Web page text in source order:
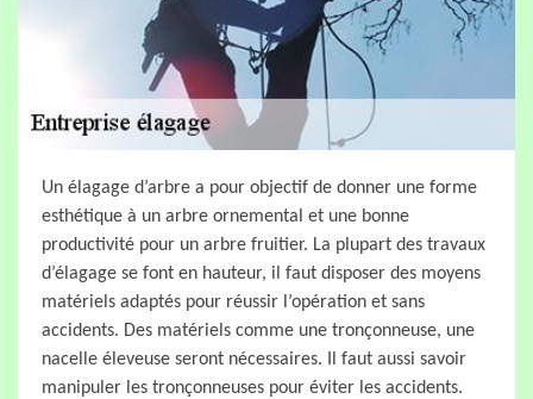
Un élagage d’arbre a pour objectif de donner une forme
esthétique à un arbre ornemental et une bonne
productivité pour un arbre fruitier. La plupart des travaux
d’élagage se font en hauteur, il faut disposer des moyens
matériels adaptés pour réussir l’opération et sans
accidents. Des matériels comme une tronçonneuse, une
nacelle éleveuse seront nécessaires. Il faut aussi savoir
manipuler les tronçonneuses pour éviter les accidents.